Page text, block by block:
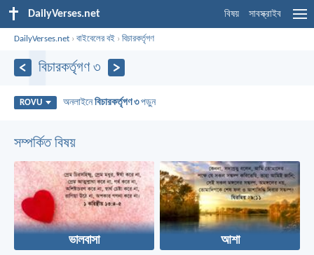
DailyVerses.net বিষয় সাবস্ক্রাইব
DailyVerses.net ›বাইবেলের বই ›বিচারকর্তৃগণ
বিচারকর্তৃগণ ৩
ROVU অনলাইনেবিচারকর্তৃগণ ৩পড়ুন
সম্পর্কিত বিষয়
ভালবাসা আশা